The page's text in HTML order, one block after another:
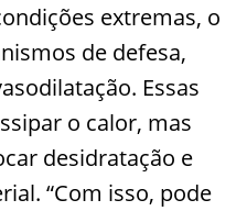
extremas, o
de defesa,
Essas
o calor, mas
desidratação e
“Com isso, pode